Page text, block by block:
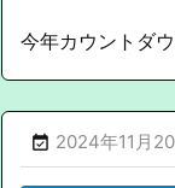
今年カウントダ
 2024年11月